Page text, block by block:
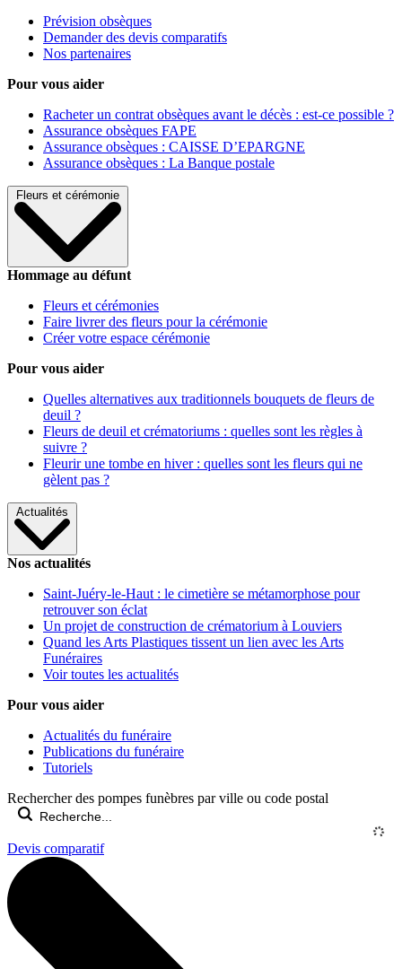
Prévision obsèques
Demander des devis comparatifs
Nos partenaires
Pour vous aider
Racheter un contrat obsèques avant le décès : est-ce possible ?
Assurance obsèques FAPE
Assurance obsèques : CAISSE D’EPARGNE
Assurance obsèques : La Banque postale
Fleurs et cérémonie
Hommage au défunt
Fleurs et cérémonies
Faire livrer des fleurs pour la cérémonie
Créer votre espace cérémonie
Pour vous aider
Quelles alternatives aux traditionnels bouquets de fleurs de
deuil ?
Fleurs de deuil et crématoriums : quelles sont les règles à
suivre ?
Fleurir une tombe en hiver : quelles sont les fleurs qui ne
gèlent pas ?
Actualités
Nos actualités
Saint-Juéry-le-Haut : le cimetière se métamorphose pour
retrouver son éclat
Un projet de construction de crématorium à Louviers
Quand les Arts Plastiques tissent un lien avec les Arts
Funéraires
Voir toutes les actualités
Pour vous aider
Actualités du funéraire
Publications du funéraire
Tutoriels
Rechercher des pompes funèbres par ville ou code postal
Devis comparatif